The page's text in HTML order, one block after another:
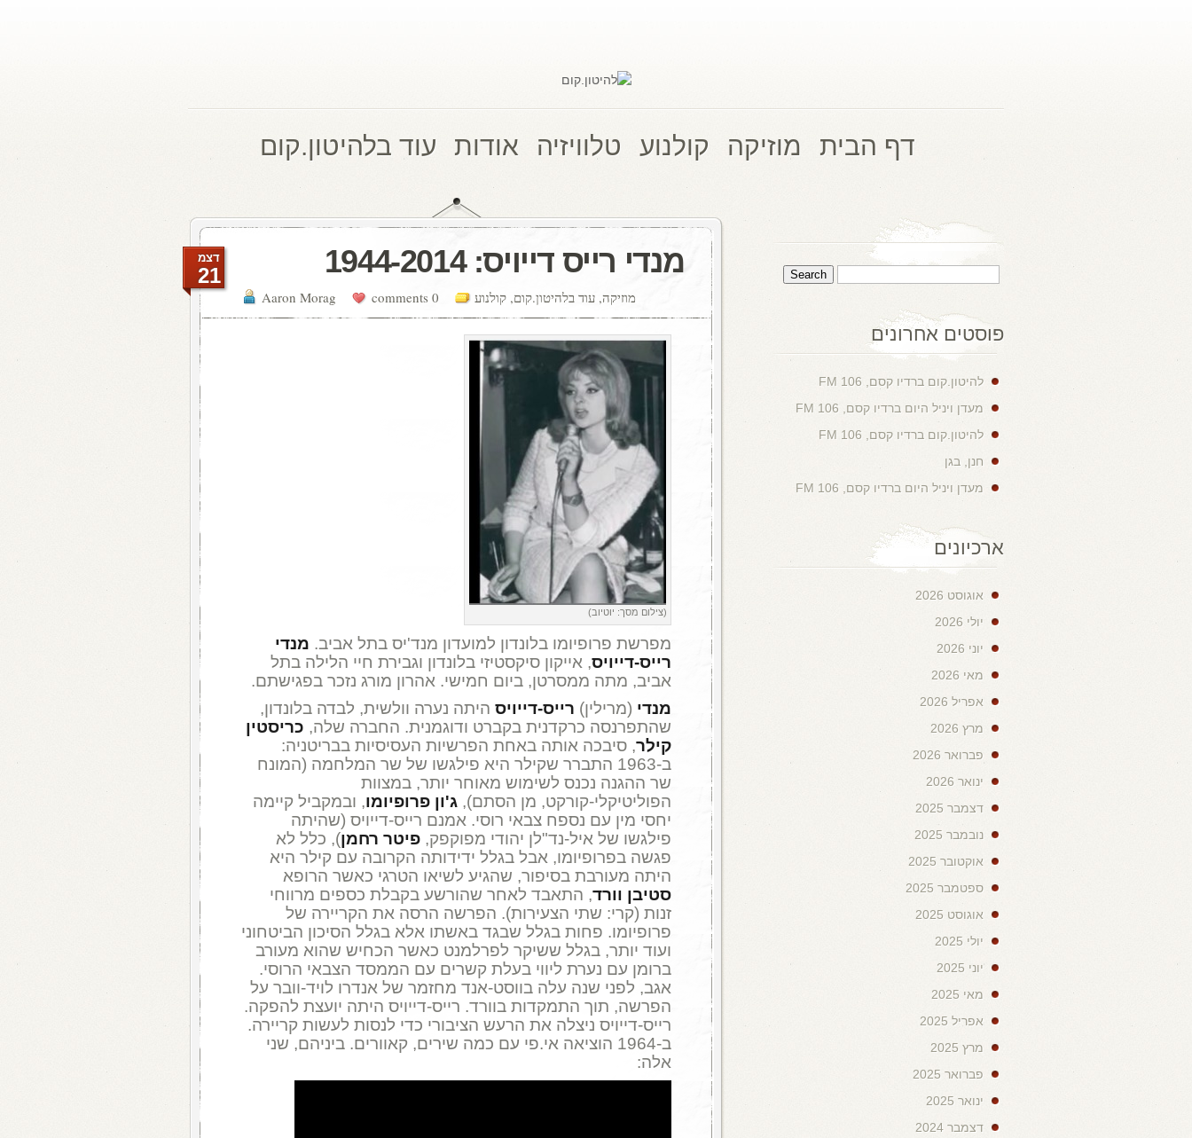
דף הבית מוזיקה קולנוע טלוויזיה אודות עוד בלהיטון.קום
מנדי רייס דייויס: 1944-2014
Aaron Morag 0 comments מוזיקה, עוד בלהיטון.קום, קולנוע
דצמ
21
(צילום מסך: יוטיוב)
מפרשת פרופיומו בלונדון למועדון מנד'יס בתל אביב. מנדי
רייס-דייויס, אייקון סיקסטיזי בלונדון וגבירת חיי הלילה בתל
אביב, מתה ממסרטן, ביום חמישי. אהרון מורג נזכר בפגישתם.
מנדי (מרילין) רייס-דייויס היתה נערה וולשית, לבדה בלונדון,
שהתפרנסה כרקדנית בקברט ודוגמנית. החברה שלה, כריסטין
קילר, סיבכה אותה באחת הפרשיות העסיסיות בבריטניה:
ב-1963 התברר שקילר היא פילגשו של שר המלחמה (המונח
שר ההגנה נכנס לשימוש מאוחר יותר, במצוות
הפוליטיקלי-קורקט, מן הסתם), ג'ון פרופיומו, ובמקביל קיימה
יחסי מין עם נספח צבאי רוסי. אמנם רייס-דייויס (שהיתה
פילגשו של איל-נד"לן יהודי מפוקפק, פיטר רחמן), כלל לא
פגשה בפרופיומו, אבל בגלל ידידותה הקרובה עם קילר היא
היתה מעורבת בסיפור, שהגיע לשיאו הטרגי כאשר הרופא
סטיבן וורד, התאבד לאחר שהורשע בקבלת כספים מרווחי
זנות (קרי: שתי הצעירות). הפרשה הרסה את הקריירה של
פרופיומו. פחות בגלל שבגד באשתו אלא בגלל הסיכון הביטחוני
ועוד יותר, בגלל ששיקר לפרלמנט כאשר הכחיש שהוא מעורב
ברומן עם נערת ליווי בעלת קשרים עם הממסד הצבאי הרוסי.
אגב, לפני שנה עלה בווסט-אנד מחזמר של אנדרו לויד-וובר על
הפרשה, תוך התמקדות בוורד. רייס-דייויס היתה יועצת להפקה.
רייס-דייויס ניצלה את הרעש הציבורי כדי לנסות לעשות קריירה.
ב-1964 הוציאה אי.פי עם כמה שירים, קאוורים. ביניהם, שני
אלה:
פוסטים אחרונים
להיטון.קום ברדיו קסם, 106 FM
מעדן ויניל היום ברדיו קסם, 106 FM
להיטון.קום ברדיו קסם, 106 FM
חנן, בגן
מעדן ויניל היום ברדיו קסם, 106 FM
ארכיונים
אוגוסט 2026
יולי 2026
יוני 2026
מאי 2026
אפריל 2026
מרץ 2026
פברואר 2026
ינואר 2026
דצמבר 2025
נובמבר 2025
אוקטובר 2025
ספטמבר 2025
אוגוסט 2025
יולי 2025
יוני 2025
מאי 2025
אפריל 2025
מרץ 2025
פברואר 2025
ינואר 2025
דצמבר 2024